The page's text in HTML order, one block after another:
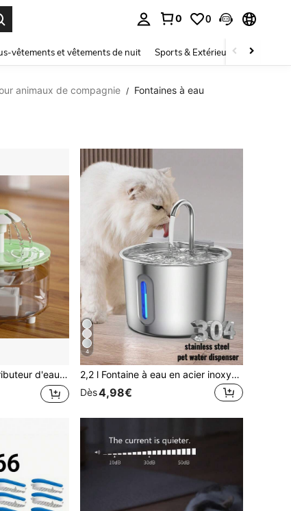
0 0
vêtements et vêtements de nuit Sports & Extérieur Enfants
animaux de compagnie / Fontaines à eau
en forme de fleur pour chats et chiens
4
2,2 l Fontaine à eau en acier inoxydable pour chat, bol à eau ultra silencieux, également adapté aux chiens, distributeur d'eau lavable pour animaux de compagnie, cartouche de filtre de rechange vendue séparément
Dès4,98€